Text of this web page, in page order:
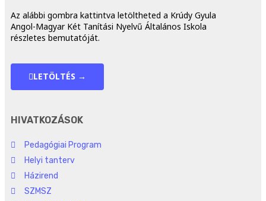
Az alábbi gombra kattintva letöltheted a Krúdy Gyula
Angol-Magyar Két Tanítási Nyelvű Általános Iskola
részletes bemutatóját.
LETÖLTÉS →
HIVATKOZÁSOK
Pedagógiai Program
Helyi tanterv
Házirend
SZMSZ